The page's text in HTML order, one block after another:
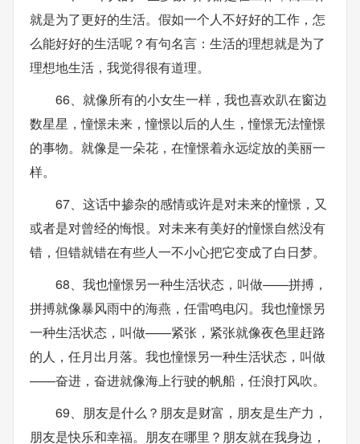
就是为了更好的生活。假如一个人不好好的工作，怎
么能好好的生活呢？有句名言：生活的理想就是为了
理想地生活，我觉得很有道理。
66、就像所有的小女生一样，我也喜欢趴在窗边
数星星，憧憬未来，憧憬以后的人生，憧憬无法憧憬
的事物。就像是一朵花，在憧憬着永远绽放的美丽一
样。
67、这话中掺杂的感情或许是对未来的憧憬，又
或者是对曾经的悔恨。对未来有美好的憧憬自然没有
错，但错就错在有些人一不小心把它变成了白日梦。
68、我也憧憬另一种生活状态，叫做——拼搏，
拼搏就像暴风雨中的海燕，任雷鸣电闪。我也憧憬另
一种生活状态，叫做——紧张，紧张就像夜色里赶路
的人，任月出月落。我也憧憬另一种生活状态，叫做
——奋进，奋进就像海上行驶的帆船，任浪打风吹。
69、朋友是什么？朋友是财富，朋友是生产力，
朋友是快乐和幸福。朋友在哪里？朋友就在我身边，